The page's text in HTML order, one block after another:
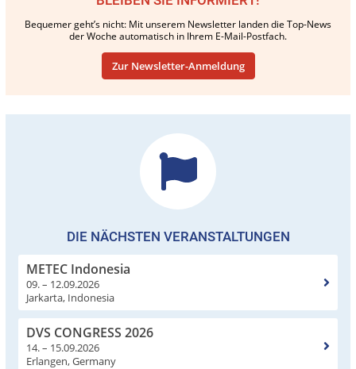
Bequemer geht’s nicht: Mit unserem Newsletter landen die Top-News
der Woche automatisch in Ihrem E-Mail-Postfach.
Zur Newsletter-Anmeldung
DIE NÄCHSTEN VERANSTALTUNGEN
METEC Indonesia
09. – 12.09.2026
Jarkarta, Indonesia
DVS CONGRESS 2026
14. – 15.09.2026
Erlangen, Germany